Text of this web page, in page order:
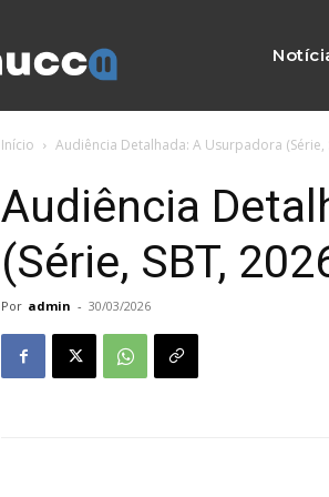
Início Audiência Detalhada: A Usurpadora (Série,
Audiência
(Série, SBT,
Por admin - 30/03/2026